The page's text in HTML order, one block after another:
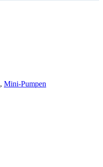
, Mini-Pumpen